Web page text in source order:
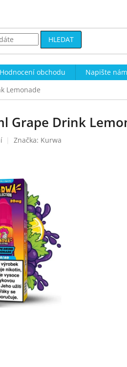
HLEDAT
Hodnocení obchodu Napište nám
Lemonade
Grape Drink
Značka: Kurwa